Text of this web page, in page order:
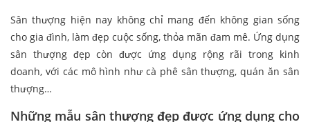
Sân thượng hiện nay không chỉ mang đến không gian sống
cho gia đình, làm đẹp cuộc sống, thỏa mãn đam mê. Ứng dụng
sân thượng đẹp còn được ứng dụng rộng rãi trong kinh
doanh, với các mô hình như cà phê sân thượng, quán ăn sân
thượng…
Những mẫu sân thượng đẹp được ứng dụng cho